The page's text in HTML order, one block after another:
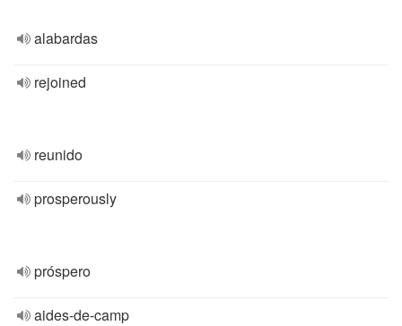
alabardas
rejoined
reunido
prosperously
próspero
aides-de-camp